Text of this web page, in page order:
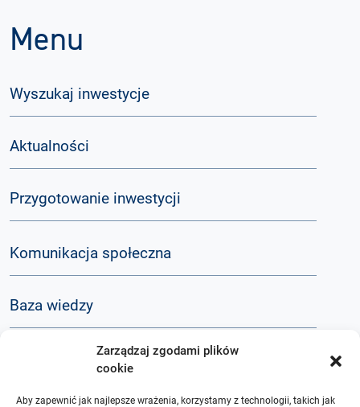
Zarządzaj zgodami plików
cookie
Aby zapewnić jak najlepsze wrażenia, korzystamy z technologii, takich jak
Menu
Wyszukaj inwestycje
Aktualności
Przygotowanie inwestycji
Komunikacja społeczna
Baza wiedzy